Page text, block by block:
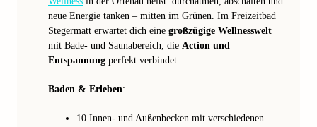
neue Energie tanken – mitten im Grünen. Im Freizeitbad
Stegermatt erwartet dich eine großzügige Wellnesswelt
mit Bade- und Saunabereich, die Action und
Entspannung perfekt verbindet.
Baden & Erleben:
10 Innen- und Außenbecken mit verschiedenen